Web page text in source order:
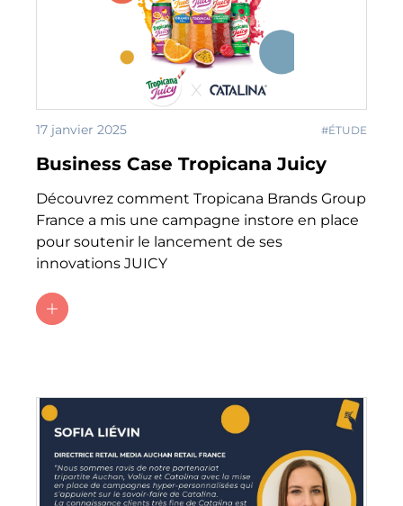
17 janvier 2025 #ÉTUDE
Business Case Tropicana Juicy
Découvrez comment Tropicana Brands Group
France a mis une campagne instore en place
pour soutenir le lancement de ses
innovations JUICY